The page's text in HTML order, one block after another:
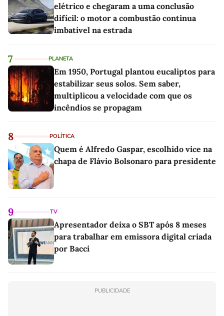
elétrico e chegaram a uma conclusão
difícil: o motor a combustão continua
imbatível na estrada
7 PLANETA
Em 1950, Portugal plantou eucaliptos para
estabilizar seus solos. Sem saber,
multiplicou a velocidade com que os
incêndios se propagam
8 POLÍTICA
Quem é Alfredo Gaspar, escolhido vice na
chapa de Flávio Bolsonaro para presidente
9 TV
Apresentador deixa o SBT após 8 meses
para trabalhar em emissora digital criada
por Bacci
PUBLICIDADE